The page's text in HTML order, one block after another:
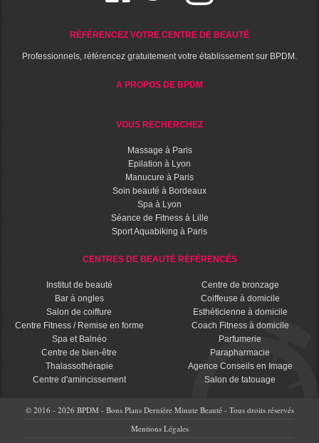
RÉFÉRENCEZ VOTRE CENTRE DE BEAUTÉ
Professionnels, référencez gratuitement votre établissement sur BPDM.
A PROPOS DE BPDM
VOUS RECHERCHEZ
Massage à Paris
Epilation à Lyon
Manucure à Paris
Soin beauté à Bordeaux
Spa à Lyon
Séance de Fitness à Lille
Sport Aquabiking à Paris
CENTRES DE BEAUTÉ RÉFÉRENCÉS
Institut de beauté
Bar à ongles
Salon de coiffure
Centre Fitness / Remise en forme
Spa et Balnéo
Centre de bien-être
Thalassothérapie
Centre d'amincissement
Centre de bronzage
Coiffeuse à domicile
Esthéticienne à domicile
Coach Fitness à domicile
Parfumerie
Parapharmacie
Agence Conseils en Image
Salon de tatouage
© 2016 - 2026 BPDM - Bons Plans Dernière Minute Beauté - Tous droits réservés
Mentions Légales